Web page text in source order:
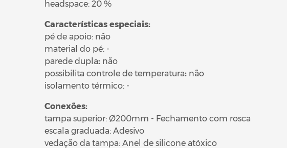
headspace: 20 %
Características especiais:
pé de apoio: não
material do pé: -
parede dupla: não
possibilita controle de temperatura: não
isolamento térmico: -
Conexões:
tampa superior: Ø200mm - Fechamento com rosca
escala graduada: Adesivo
vedação da tampa: Anel de silicone atóxico